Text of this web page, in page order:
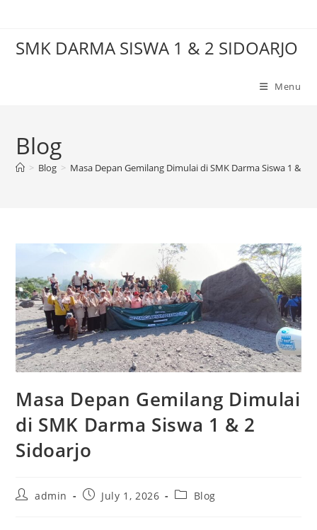
contentSMK DARMA SISWA 1 & 2 SIDOARJO
Menu
Blog
> Blog > Masa Depan Gemilang Dimulai di SMK Darma Siswa 1 & 2
Masa Depan Gemilang Dimulai
di SMK Darma Siswa 1 & 2
Sidoarjo
Postadmin
PostJuly 1, 2026
PostBlog